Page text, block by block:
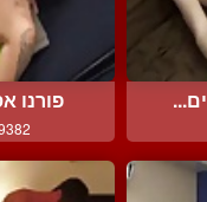
פורנו
9382